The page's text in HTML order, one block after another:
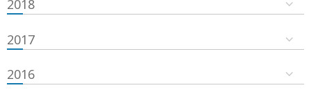
2018
2017
2016